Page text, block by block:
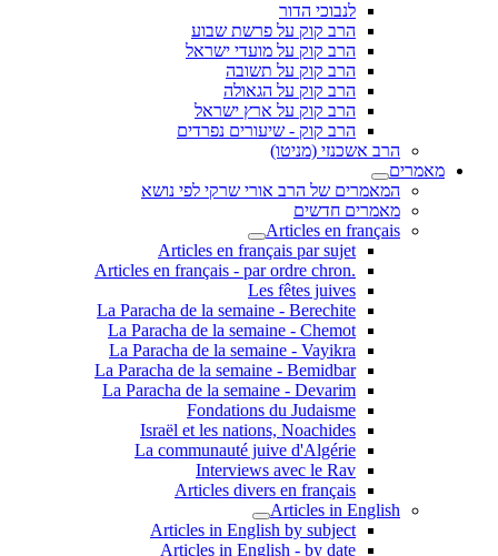
לנבוכי הדור
הרב קוק על פרשת שבוע
הרב קוק על מועדי ישראל
הרב קוק על תשובה
הרב קוק על הגאולה
הרב קוק על ארץ ישראל
הרב קוק - שיעורים נפרדים
הרב אשכנזי (מניטו)
מאמרים
המאמרים של הרב אורי שרקי לפי נושא
מאמרים חדשים
Articles en français
Articles en français par sujet
.Articles en français - par ordre chron
Les fêtes juives
La Paracha de la semaine - Berechite
La Paracha de la semaine - Chemot
La Paracha de la semaine - Vayikra
La Paracha de la semaine - Bemidbar
La Paracha de la semaine - Devarim
Fondations du Judaisme
Israël et les nations, Noachides
La communauté juive d'Algérie
Interviews avec le Rav
Articles divers en français
Articles in English
Articles in English by subject
Articles in English - by date